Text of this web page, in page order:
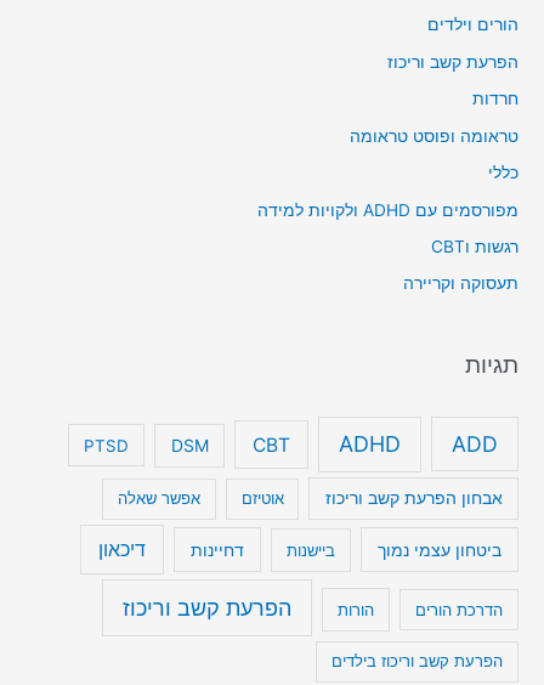
הורים וילדים
הפרעת קשב וריכוז
חרדות
טראומה ופוסט טראומה
כללי
מפורסמים עם ADHD ולקויות למידה
רגשות וCBT
תעסוקה וקריירה
תגיות
ADD
ADHD
CBT
DSM
PTSD
אבחון הפרעת קשב וריכוז אוטיזם אפשר שאלה
ביטחון עצמי נמוך ביישנות דחיינות דיכאון
הדרכת הורים הורות הפרעת קשב וריכוז
הפרעת קשב וריכוז בילדים